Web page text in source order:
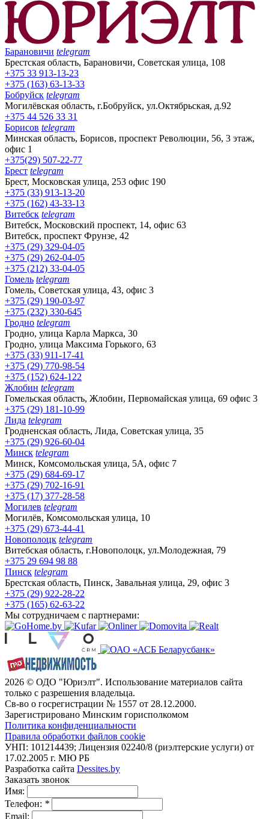
Барановичи telegram
Брестская область, Барановичи, Советская улица, 108
+375 33 913-13-23
+375 (163) 63-13-33
Бобруйск telegram
Могилёвская область, г.Бобруйск, ул.Октябрьская, д.92
+375 44 526 33 31
Борисов telegram
Минская область, Борисов, проспект Революции, 56, 3 этаж,
офис 1
+375(29) 507-22-77
Брест telegram
Брест, Московская улица, 253 офис 190
+375 (33) 913-13-20
+375 (162) 43-33-13
Витебск telegram
Витебск, Московский проспект, 14, офис 63
Витебск, проспект Фрунзе, 42
+375 (29) 329-04-05
+375 (29) 262-04-05
+375 (212) 33-04-05
Гомель telegram
Гомель, Советская улица, 43, офис 3
+375 (29) 190-03-97
+375 (232) 330-645
Гродно telegram
Гродно, улица Карла Маркса, 30
Гродно, улица Максима Горького, 63
+375 (33) 911-17-41
+375 (29) 770-98-54
+375 (152) 624-122
Жлобин telegram
Гомельская область, Жлобин, Первомайская улица, 69 офис 3
+375 (29) 181-10-99
Лида telegram
Гродненская область, Лида, Советская улица, 35
+375 (29) 926-60-04
Минск telegram
Минск, Комсомольская улица, 5А, офис 7
+375 (29) 684-69-17
+375 (29) 702-16-91
+375 (17) 377-28-58
Могилев telegram
Могилёв, Комсомольская улица, 10
+375 (29) 673-44-41
Новополоцк telegram
Витебская область, г.Новополоцк, ул.Молодежная, 79
+375 29 694 98 88
Пинск telegram
Брестская область, Пинск, Завальная улица, 29, офис 3
+375 (29) 922-28-22
+375 (165) 62-63-22
Мы сотрудничаем с партнерами:
2026 © ОДО "Юриэлт". Использование материалов сайта
только с разрешения владельца.
Св-во о госрегистрации № 1557 от 28.12.2000.
Зарегистрировано Минским горисполкомом
Политика конфиденциальности
Правила обработки файлов cookie
УНП: 101214439; Лицензия 02240/8 (риэлтерские услуги) от
17.02.2005 г. МЮ РБ
Разработка сайта Dessites.by
Заказать звонок
Имя:
Телефон: *
Email: